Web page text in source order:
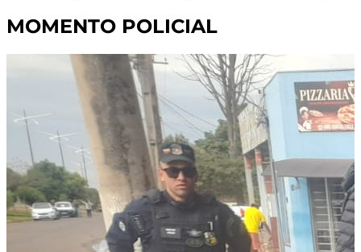
MOMENTO POLICIAL